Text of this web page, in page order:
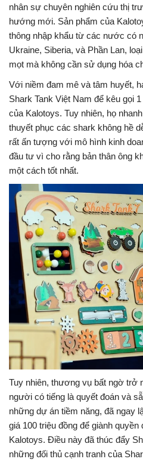
nhân sự chuyên nghiên cứu thị
hướng mới. Sản phẩm của
thông nhập khẩu từ các nước có
Ukraine, Siberia, và Phần Lan,
mọt mà không cần sử dụng hóa
Với niềm đam mê và tâm huyết,
Shark Tank Việt Nam để kêu gọi
của Kalotoys. Tuy nhiên, họ
thuyết phục các shark không hề
rất ấn tượng với mô hình kinh
đầu tư vì cho rằng bản thân ông
một cách tốt nhất.
Tuy nhiên, thương vụ bất ngờ trở
người có tiếng là quyết đoán và
những dự án tiềm năng, đã ngay
giá 100 triệu đồng để giành
Kalotoys. Điều này đã thúc đẩy
những đối thủ cạnh tranh của